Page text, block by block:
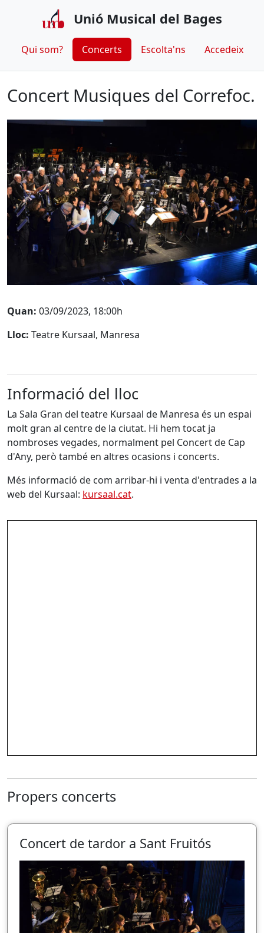
Unió Musical del Bages
Qui som? Concerts Escolta'ns Accedeix
Concert Musiques del Correfoc.
Quan: 03/09/2023, 18:00h
Lloc: Teatre Kursaal, Manresa
Informació del lloc
La Sala Gran del teatre Kursaal de Manresa és un espai
molt gran al centre de la ciutat. Hi hem tocat ja
nombroses vegades, normalment pel Concert de Cap
d'Any, però també en altres ocasions i concerts.
Més informació de com arribar-hi i venta d'entrades a la
web del Kursaal: kursaal.cat.
Propers concerts
Concert de tardor a Sant Fruitós